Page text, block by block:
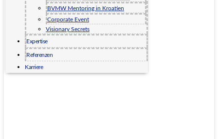
BVMW Mentoring in Kroatien
Corporate Event
Visionary Secrets
Expertise
Referenzen
Karriere